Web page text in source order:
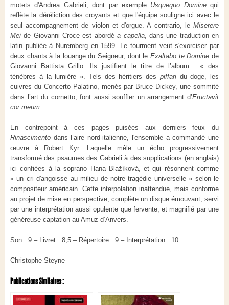
motets d'Andrea Gabrieli, dont par exemple Usquequo Dominequi
reflète la déréliction des croyants et que l'équipe souligne ici avec le
seul accompagnement de violon et d'orgue. A contrario, le Miserere
Mei de Giovanni Croce est abordéa capella, dans une traduction en
latin publiée à Nuremberg en 1599. Le tourment veut s'exorciser par
deux chants à la louange du Seigneur, dont le Exaltabo te Domine de
Giovanni Battista Grillo. Ils justifient le titre de l’album : « des
ténèbres à la lumière ». Tels des héritiers des piffaridu doge, les
cuivres du Concerto Palatino, menés par Bruce Dickey, une sommité
dans l’art du cornetto, font aussi souffler un arrangement d’Eructavit
cor meum
En contrepoint à ces pages puisées aux derniers feux du
Rinascimento dans l’aire nord-italienne, l'ensemble a commandé une
œuvre à Robert Kyr. Laquelle mêle un écho progressivement
transformé des psaumes des Gabrieli à des supplications (en anglais)
ici confiées à la soprano Hana Blažíková, et qui résonnent comme
« un cri d'angoisse au milieu de notre tragédie universelle » selon le
compositeur américain. Cette interpolation inattendue, mais conforme
au projet de mise en perspective, complète un disque émouvant, servi
par une interprétation aussi opulente que fervente, et magnifié par une
généreuse captation au Amuz d’Anvers.
Son : 9 – Livret : 8,5 – Répertoire : 9 – Interprétation : 10
Christophe Steyne
Publications Similaires :